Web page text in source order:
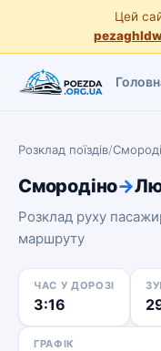
Цей
Розклад поїздів/
Смородіно→
Розклад руху
маршруту
ЧАС У ДОРОЗІ
3:16
ГРАФІК